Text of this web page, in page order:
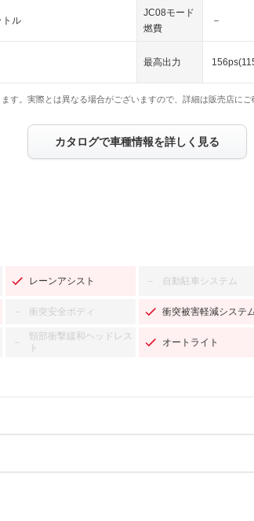
トル
JC08モード
燃費
－
最高出力
す。実際とは異なる場合がございますので、詳細は販売店にご
カタログで車種情報を詳しく見る
レーンアシスト － 自動駐車システム
－ 衝突安全ボディ 衝突被害軽減システ
－
頸部衝撃緩和ヘッドレス
ト
オートライト
/サイド
ロール